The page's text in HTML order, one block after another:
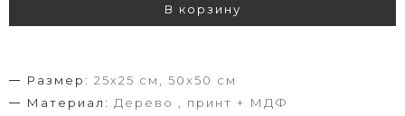
В корзину
Размер: 25х25 см, 50х50 см
Материал: Дерево , принт + МДФ